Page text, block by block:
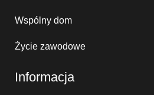
Wspólny dom
Życie zawodowe
Informacja